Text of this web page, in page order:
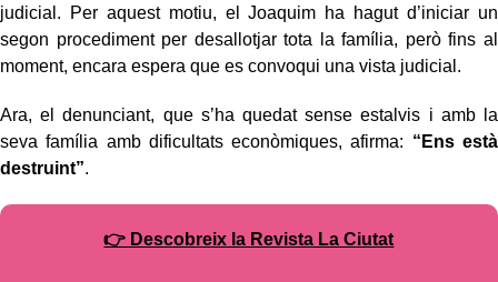
judicial. Per aquest motiu, el Joaquim ha hagut d’iniciar un
segon procediment per desallotjar tota la família, però fins al
moment, encara espera que es convoqui una vista judicial.
Ara, el denunciant, que s’ha quedat sense estalvis i amb la
seva família amb dificultats econòmiques, afirma: “Ens està
destruint”.
👉 Descobreix la Revista La Ciutat